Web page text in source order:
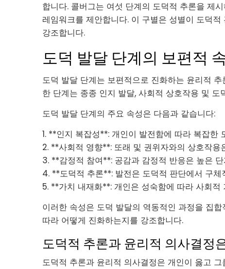
합니다. 콜버그는 여섯 단계의 도덕적 추론을 제
레임워크를 제안합니다. 이 구별은 성별이 도덕
강조합니다.
도덕 발달 단계의 보편적
도덕 발달 단계는 보편적으로 진화하는 윤리적
한 단계는 종종 인지 발달, 사회적 상호작용 및
도덕 발달 단계의 주요 속성은 다음과 같습니다:
1. **인지 복잡성**: 개인이 발전함에 따라 복잡한
2. **사회적 영향**: 또래 및 권위자와의 상호작
3. **감정적 참여**: 공감과 감정적 반응은 높은
4. **도덕적 추론**: 발전은 도덕적 판단에서 구
5. **가치 내재화**: 개인은 성숙함에 따라 사회
이러한 속성은 도덕 발달의 역동적인 과정을 집
따라 어떻게 진화하는지를 강조합니다.
도덕적 추론과 윤리적 의사결정
도덕적 추론과 윤리적 의사결정은 개인이 옳고